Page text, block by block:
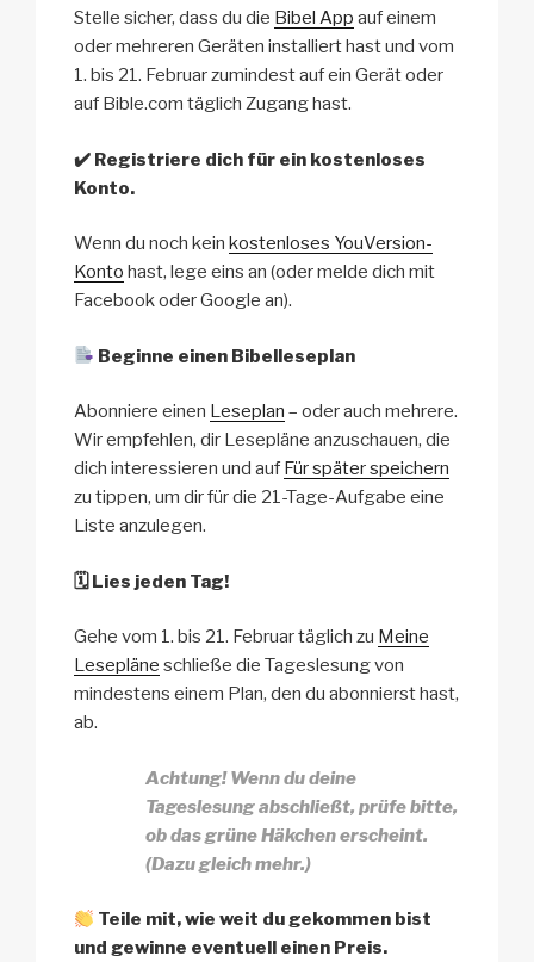
Stelle sicher, dass du die Bibel App auf einem
oder mehreren Geräten installiert hast und vom
1. bis 21. Februar zumindest auf ein Gerät oder
auf Bible.com täglich Zugang hast.
✔ Registriere dich für ein kostenloses
Konto.
Wenn du noch kein kostenloses YouVersion-
Konto hast, lege eins an (oder melde dich mit
Facebook oder Google an).
Beginne einen Bibelleseplan
Abonniere einen Leseplan – oder auch mehrere.
Wir empfehlen, dir Lesepläne anzuschauen, die
dich interessieren und auf Für später speichern
zu tippen, um dir für die 21-Tage-Aufgabe eine
Liste anzulegen.
🗓 Lies jeden Tag!
Gehe vom 1. bis 21. Februar täglich zu Meine
Lesepläne schließe die Tageslesung von
mindestens einem Plan, den du abonnierst hast,
ab.
Achtung! Wenn du deine
Tageslesung abschließt, prüfe bitte,
ob das grüne Häkchen erscheint.
(Dazu gleich mehr.)
Teile mit, wie weit du gekommen bist
und gewinne eventuell einen Preis.